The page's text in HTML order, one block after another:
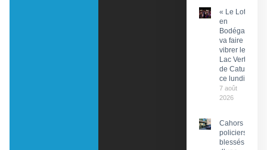
« Le Lot
en
Bodéga »
va faire
vibrer le
Lac Vert
de Catus
ce lundi
7 août
2026
Cahors : Des
policiers
blessés lors